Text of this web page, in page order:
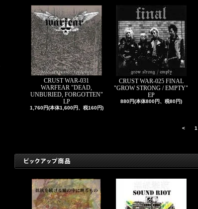
CRUST WAR-031
WARFEAR "DEAD,
UNBURIED, FORGOTTEN"
LP
1,760円(本体1,600円、税160円)
CRUST WAR-025 FINAL
"GROW STRONG / EMPTY"
EP
880円(本体800円、税80円)
< 1